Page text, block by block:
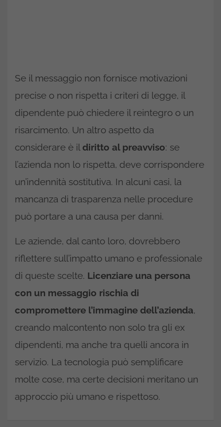
Se il messaggio non fornisce motivazioni
precise o non rispetta i criteri di legge, il
dipendente può chiedere il reintegro o un
risarcimento. Un altro aspetto da
considerare è il diritto al preavviso: se
l’azienda non lo rispetta, deve corrispondere
un’indennità sostitutiva. In alcuni casi, la
mancanza di trasparenza nelle procedure
può portare a una causa per danni.
Le aziende, dal canto loro, dovrebbero
riflettere sull’impatto umano e professionale
di queste scelte. Licenziare una persona
con un messaggio rischia di
compromettere l’immagine dell’azienda,
creando malcontento non solo tra gli ex
dipendenti, ma anche tra quelli ancora in
servizio. La tecnologia può semplificare
molte cose, ma certe decisioni meritano un
approccio più umano e rispettoso.